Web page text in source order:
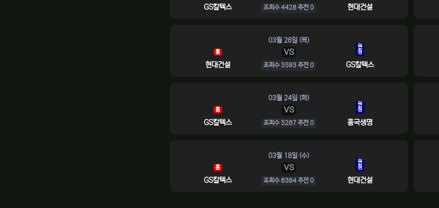
GS칼텍스 조회수 4428 추천 0 현대건설
홈
현대건설
03월 26일 (목)
VS
조회수 3593 추천 0
원
정
GS칼텍스
홈
GS칼텍스
03월 24일 (화)
VS
조회수 5267 추천 0
원
정
흥국생명
홈
GS칼텍스
03월 18일 (수)
VS
조회수 6384 추천 0
원
정
현대건설